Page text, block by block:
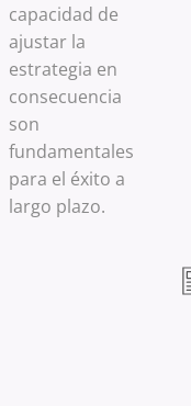
capacidad de
ajustar la
estrategia en
consecuencia
son
fundamentales
para el éxito a
largo plazo.